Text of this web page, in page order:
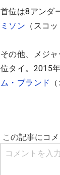
首位は8アンダ
ミソン （スコ
その他、メジ
位タイ。2015
ム・ブランド